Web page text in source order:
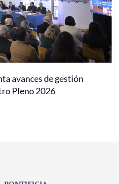
avances de gestión
Pleno 2026